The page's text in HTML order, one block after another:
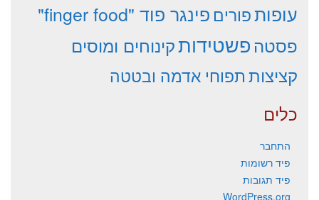
עופותפורים פינגר פוד "finger food"
פסטהפשטידותקינוחים ומוסים
קציצותתפוחי אדמה ובטטה
כלים
התחבר
פיד רשומות
פיד תגובות
WordPress.org